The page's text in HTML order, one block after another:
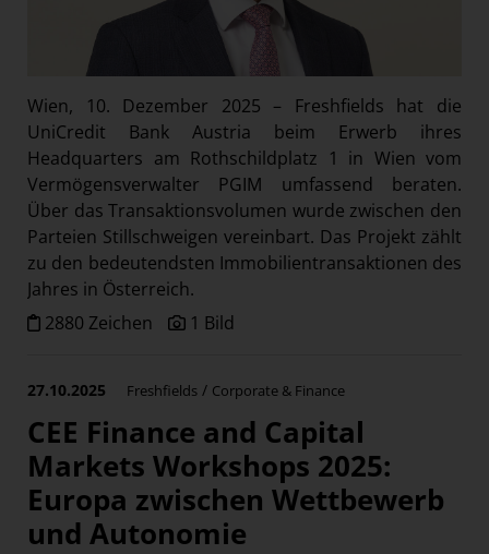
Wien, 10. Dezember 2025 – Freshfields hat die
UniCredit Bank Austria beim Erwerb ihres
Headquarters am Rothschildplatz 1 in Wien vom
Vermögensverwalter PGIM umfassend beraten.
Über das Transaktionsvolumen wurde zwischen den
Parteien Stillschweigen vereinbart. Das Projekt zählt
zu den bedeutendsten Immobilientransaktionen des
Jahres in Österreich.
2880 Zeichen
1 Bild
27.10.2025 Freshfields / Corporate & Finance
CEE Finance and Capital
Markets Workshops 2025:
Europa zwischen Wettbewerb
und Autonomie